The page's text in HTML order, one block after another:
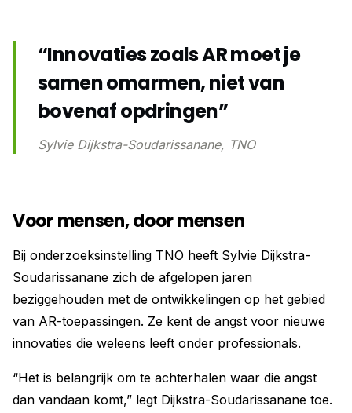
“Innovaties zoals AR moet je
samen omarmen, niet van
bovenaf opdringen”
Sylvie Dijkstra-Soudarissanane, TNO
Voor mensen, door mensen
Bij onderzoeksinstelling TNO heeft Sylvie Dijkstra-
Soudarissanane zich de afgelopen jaren
beziggehouden met de ontwikkelingen op het gebied
van AR-toepassingen. Ze kent de angst voor nieuwe
innovaties die weleens leeft onder professionals.
“Het is belangrijk om te achterhalen waar die angst
dan vandaan komt,” legt Dijkstra-Soudarissanane toe.